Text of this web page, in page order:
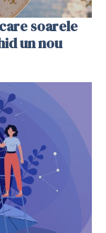
soarele
un nou